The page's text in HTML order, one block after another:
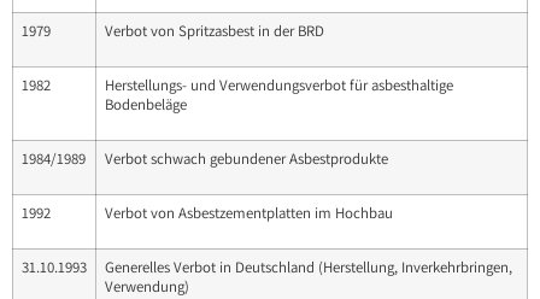
1979 Verbot von Spritzasbest in der BRD
1982
Herstellungs- und Verwendungsverbot für asbesthaltige
Bodenbeläge
1984/1989 Verbot schwach gebundener Asbestprodukte
1992 Verbot von Asbestzementplatten im Hochbau
31.10.1993
Generelles Verbot in Deutschland (Herstellung, Inverkehrbringen,
Verwendung)